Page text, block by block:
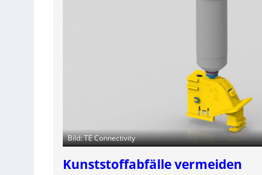
Bild: TE Connectivity
Kunststoffabfälle vermeiden